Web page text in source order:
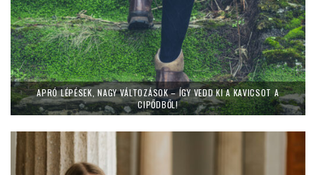
APRÓ LÉPÉSEK, NAGY VÁLTOZÁSOK – ÍGY VEDD KI A KAVICSOT A
CIPŐDBŐL!